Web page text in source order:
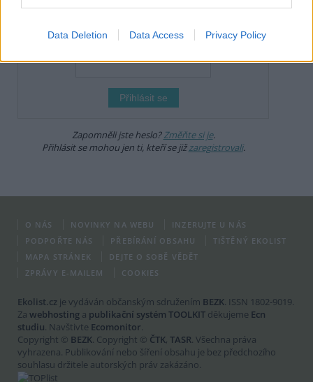
Data Deletion Data Access Privacy Policy
Zapomněli jste heslo?Změňte si je.
Přihlásit se mohou jen ti, kteří se jižzaregistrovali.
O NÁS NOVINKY NA WEBU
INZERUJTE U NÁS
PODPOŘTE NÁS
PŘEBÍRÁNÍ OBSAHU
TIŠTĚNÝ EKOLIST
MAPA STRÁNEK
DEJTE O SOBĚ VĚDĚT
ZPRÁVY E-MAILEM
COOKIES
Ekolist.cz je vydáván občanským sdružením BEZK. ISSN 1802-9019.
Za webhosting a publikační systém TOOLKIT děkujeme Ecn
studiu. Navštivte Ecomonitor.
Copyright © BEZK. Copyright © ČTK, TASR. Všechna práva
vyhrazena. Publikování nebo šíření obsahu je bez předchozího
souhlasu držitele autorských práv zakázáno.